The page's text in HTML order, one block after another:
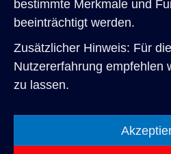
bestimmte Merkmale und
beeinträchtigt werden.
Zusätzlicher Hinweis: Für
Nutzererfahrung empfehlen
zu lassen.
Kontakt